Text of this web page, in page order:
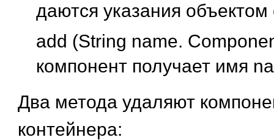
даются указания
add (String name.
компонент получает имя
Два метода удаляют
контейнера: